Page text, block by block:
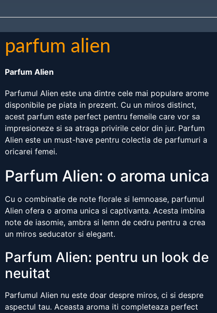
parfum alien
Parfum Alien
Parfumul Alien este una dintre cele mai populare arome
disponibile pe piata in prezent. Cu un miros distinct,
acest parfum este perfect pentru femeile care vor sa
impresioneze si sa atraga privirile celor din jur. Parfum
Alien este un must-have pentru colectia de parfumuri a
oricarei femei.
Parfum Alien: o aroma unica
Cu o combinatie de note florale si lemnoase, parfumul
Alien ofera o aroma unica si captivanta. Acesta imbina
note de iasomie, ambra si lemn de cedru pentru a crea
un miros seducator si elegant.
Parfum Alien: pentru un look de
neuitat
Parfumul Alien nu este doar despre miros, ci si despre
aspectul tau. Aceasta aroma iti completeaza perfect